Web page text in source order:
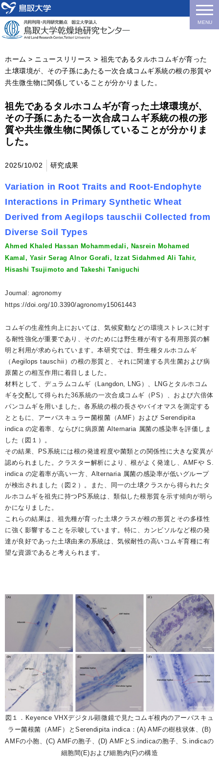
MENU
ホーム > ニュースリリース > 祖先であるタルホコムギが育った
土壌環境が、その子孫にあたる一次合成コムギ系統の根の形質や
共生微生物に関係していることが分かりました。
祖先であるタルホコムギが育った土壌環境が、
その子孫にあたる一次合成コムギ系統の根の形
質や共生微生物に関係していることが分かりま
した。
2025/10/02 研究成果
Variation in Root Traits and Root-Endophyte
Interactions in Primary Synthetic Wheat
Derived from Aegilops tauschii Collected from
Diverse Soil Types
Ahmed Khaled Hassan Mohammedali, Nasrein Mohamed
Kamal, Yasir Serag Alnor Gorafi, Izzat Sidahmed Ali Tahir,
Hisashi Tsujimoto and Takeshi Taniguchi
Journal: agronomy
https://doi.org/10.3390/agronomy15061443
コムギの生産性向上においては、気候変動などの環境ストレスに対す
る耐性強化が重要であり、そのためには野生種が有する有用形質の解
明と利用が求められています。本研究では、野生種タルホコムギ
（Aegilops tauschii）の根の形質と、それに関連する共生菌および病
原菌との相互作用に着目しました。
材料として、デュラムコムギ（Langdon, LNG）、LNGとタルホコム
ギを交配して得られた36系統の一次合成コムギ（PS）、および六倍体
パンコムギを用いました。各系統の根の長さやバイオマスを測定する
とともに、アーバスキュラー菌根菌（AMF）および Serendipita
indica の定着率、ならびに病原菌 Alternaria 属菌の感染率を評価しま
した（図１）。
その結果、PS系統には根の発達程度や菌類との関係性に大きな変異が
認められました。クラスター解析により、根がよく発達し、AMFや S.
indica の定着率が高い一方、Alternaria 属菌の感染率が低いグループ
が検出されました（図２）。また、同一の土壌クラスから得られたタ
ルホコムギを祖先に持つPS系統は、類似した根形質を示す傾向が明ら
かになりました。
これらの結果は、祖先種が育った土壌クラスが根の形質とその多様性
に強く影響することを示唆しています。特に、カンビソルなど根の発
達が良好であった土壌由来の系統は、気候耐性の高いコムギ育種に有
望な資源であると考えられます。
図１． Keyence VHXデジタル顕微鏡で見たコムギ根内のアーバスキュ
ラー菌根菌（AMF）とSerendipita indica：(A) AMFの樹枝状体、(B)
AMFの小胞、(C) AMFの胞子、(D) AMFとS.indicaの胞子、S.indicaの
細胞間(E)および細胞内(F)の構造